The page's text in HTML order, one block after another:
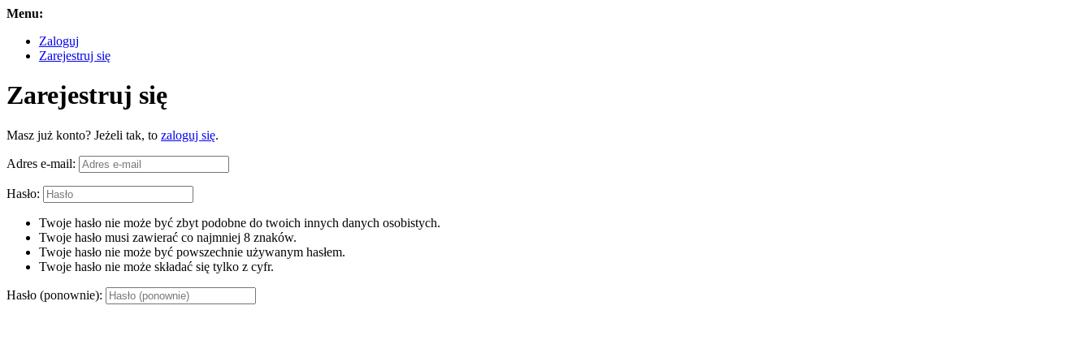
Menu:
Zaloguj
Zarejestruj się
Zarejestruj się
Masz już konto? Jeżeli tak, to zaloguj się.
Adres e-mail:
Hasło:
Twoje hasło nie może być zbyt podobne do twoich innych danych osobistych.
Twoje hasło musi zawierać co najmniej 8 znaków.
Twoje hasło nie może być powszechnie używanym hasłem.
Twoje hasło nie może składać się tylko z cyfr.
Hasło (ponownie):